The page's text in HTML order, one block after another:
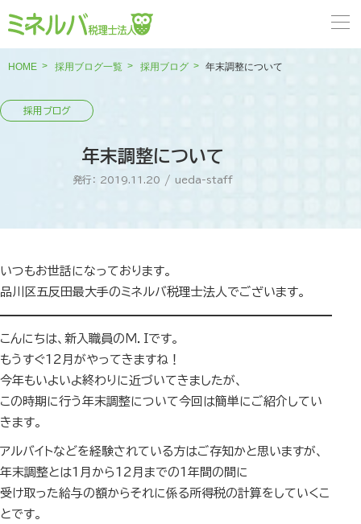
HOME 採用ブログ一覧 採用ブログ 年末調整について
年末調整について
発行： 2019.11.20 / ueda-staff
いつもお世話になっております。
品川区五反田最大手のミネルバ税理士法人でございます。
こんにちは、新入職員のＭ．Ｉです。
もうすぐ12月がやってきますね！
今年もいよいよ終わりに近づいてきましたが、
この時期に行う年末調整について今回は簡単にご紹介してい
きます。
アルバイトなどを経験されている方はご存知かと思いますが、
年末調整とは1月から12月までの1年間の間に
受け取った給与の額からそれに係る所得税の計算をしていくこ
とです。